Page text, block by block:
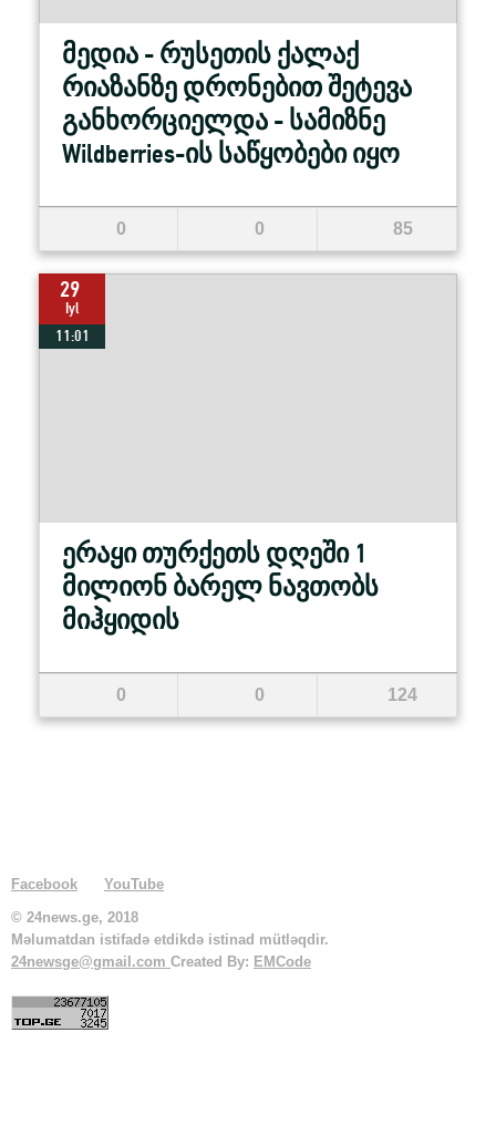
მედია - რუსეთის ქალაქ
რიაზანზე დრონებით შეტევა
განხორციელდა - სამიზნე
Wildberries-ის საწყობები იყო
0 0 85
29
Iyl
11:01
ერაყი თურქეთს დღეში 1
მილიონ ბარელ ნავთობს
მიჰყიდის
0 0 124
Facebook YouTube
© 24news.ge, 2018
Məlumatdan istifadə etdikdə istinad mütləqdir.
24newsge@gmail.com Created By: EMCode